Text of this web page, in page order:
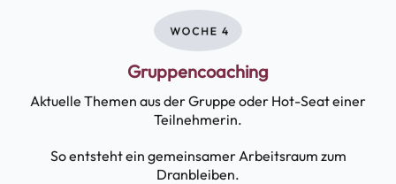
Gruppencoaching
Aktuelle Themen aus der Gruppe oder Hot-Seat einer
Teilnehmerin.
So entsteht ein gemeinsamer Arbeitsraum zum
Dranbleiben.